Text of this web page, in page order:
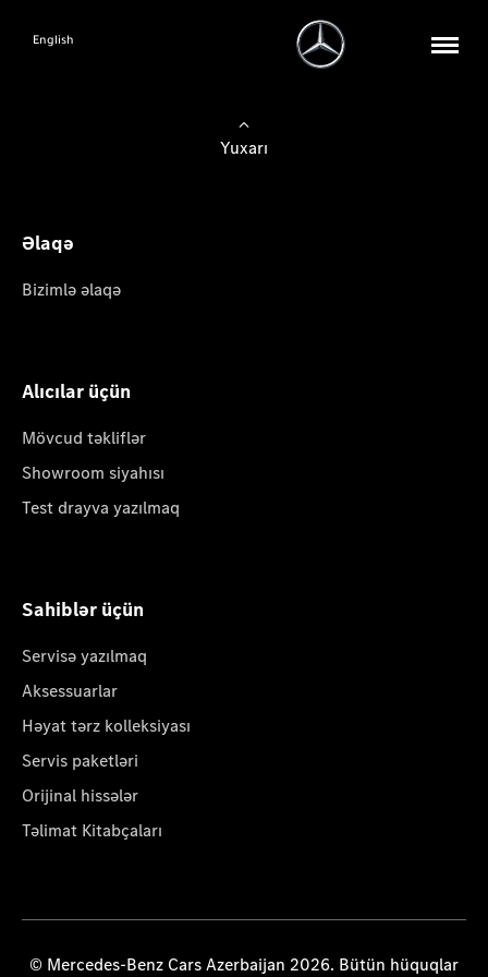
English
Yuxarı
Əlaqə
Bizimlə əlaqə
Alıcılar üçün
Mövcud təkliflər
Showroom siyahısı
Test drayva yazılmaq
Sahiblər üçün
Servisə yazılmaq
Aksessuarlar
Həyat tərz kolleksiyası
Servis paketləri
Orijinal hissələr
Təlimat Kitabçaları
© Mercedes-Benz Cars Azerbaijan 2026. Bütün hüquqlar